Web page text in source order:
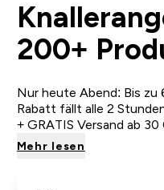
200+
Nur heute Abend: Bis zu
Rabatt fällt alle 2
+ GRATIS Versand ab
Mehr lesen